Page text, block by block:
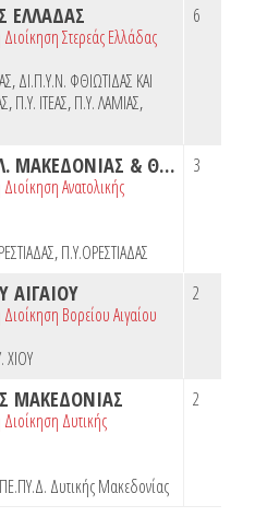
ΕΛΛΑΔΑΣ
Στερεάς Ελλάδας
,ΔΙ.Π.Υ.Ν. ΦΘΙΩΤΙΔΑΣ ΚΑΙ
,Π.Υ. ΙΤΕΑΣ,Π.Υ. ΛΑΜΙΑΣ,
6
ΠΕ.ΠΥ.Δ. ΑΝΑΤΟΛ. ΜΑΚΕΔΟΝΙΑΣ & ΘΡΑΚΗΣ
Ανατολικής
,Π.Υ.ΟΡΕΣΤΙΑΔΑΣ
3
ΑΙΓΑΙΟΥ
Βορείου Αιγαίου
ΧΙΟΥ
2
ΜΑΚΕΔΟΝΙΑΣ
Δυτικής
ΠΕ.ΠΥ.Δ. Δυτικής Μακεδονίας
2